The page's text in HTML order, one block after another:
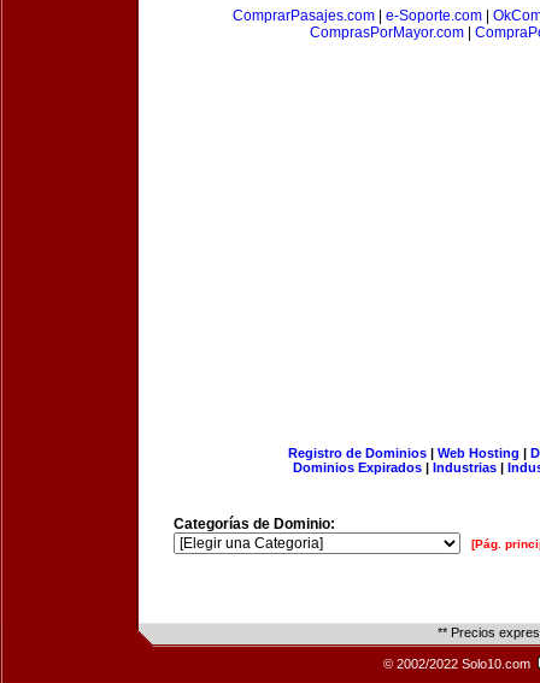
ComprarPasajes.com
e-Soporte.com
ComprasPorMayor.com|
Registro de Dominios| Web Hosting |
Dominios Expirados | Industrias |
Categorías de Dominio:
[Pág.
** Precios
© 2002/2022 Solo10.com